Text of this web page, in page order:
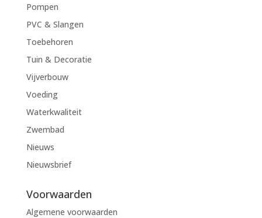
Pompen
PVC & Slangen
Toebehoren
Tuin & Decoratie
Vijverbouw
Voeding
Waterkwaliteit
Zwembad
Nieuws
Nieuwsbrief
Voorwaarden
Algemene voorwaarden